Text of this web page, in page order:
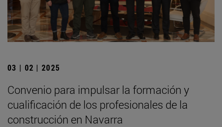
03 | 02 | 2025
Convenio para impulsar la formación y
cualificación de los profesionales de la
construcción en Navarra